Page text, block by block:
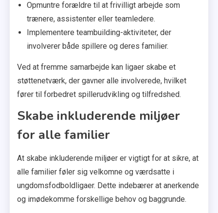
Opmuntre forældre til at frivilligt arbejde som
trænere, assistenter eller teamledere.
Implementere teambuilding-aktiviteter, der
involverer både spillere og deres familier.
Ved at fremme samarbejde kan ligaer skabe et
støttenetværk, der gavner alle involverede, hvilket
fører til forbedret spillerudvikling og tilfredshed.
Skabe inkluderende miljøer
for alle familier
At skabe inkluderende miljøer er vigtigt for at sikre, at
alle familier føler sig velkomne og værdsatte i
ungdomsfodboldligaer. Dette indebærer at anerkende
og imødekomme forskellige behov og baggrunde.